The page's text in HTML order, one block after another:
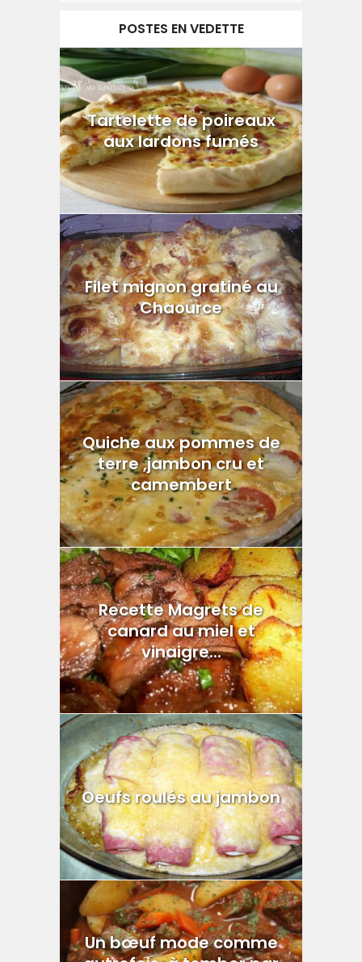
POSTES EN VEDETTE
Tartelette de poireaux
aux lardons fumés
Filet mignon gratiné au
Chaource
Quiche aux pommes de
terre ,jambon cru et
camembert
Recette Magrets de
canard au miel et
vinaigre...
Oeufs roulés au jambon
Un bœuf mode comme